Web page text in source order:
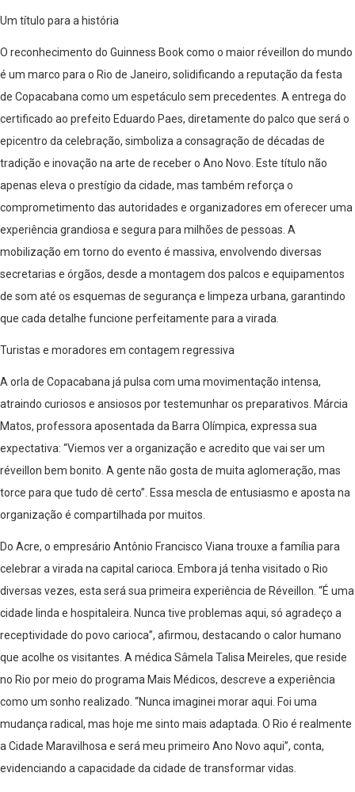
Um título para a história
O reconhecimento do Guinness Book como o maior réveillon do mundo
é um marco para o Rio de Janeiro, solidificando a reputação da festa
de Copacabana como um espetáculo sem precedentes. A entrega do
certificado ao prefeito Eduardo Paes, diretamente do palco que será o
epicentro da celebração, simboliza a consagração de décadas de
tradição e inovação na arte de receber o Ano Novo. Este título não
apenas eleva o prestígio da cidade, mas também reforça o
comprometimento das autoridades e organizadores em oferecer uma
experiência grandiosa e segura para milhões de pessoas. A
mobilização em torno do evento é massiva, envolvendo diversas
secretarias e órgãos, desde a montagem dos palcos e equipamentos
de som até os esquemas de segurança e limpeza urbana, garantindo
que cada detalhe funcione perfeitamente para a virada.
Turistas e moradores em contagem regressiva
A orla de Copacabana já pulsa com uma movimentação intensa,
atraindo curiosos e ansiosos por testemunhar os preparativos. Márcia
Matos, professora aposentada da Barra Olímpica, expressa sua
expectativa: “Viemos ver a organização e acredito que vai ser um
réveillon bem bonito. A gente não gosta de muita aglomeração, mas
torce para que tudo dê certo”. Essa mescla de entusiasmo e aposta na
organização é compartilhada por muitos.
Do Acre, o empresário Antônio Francisco Viana trouxe a família para
celebrar a virada na capital carioca. Embora já tenha visitado o Rio
diversas vezes, esta será sua primeira experiência de Réveillon. “É uma
cidade linda e hospitaleira. Nunca tive problemas aqui, só agradeço a
receptividade do povo carioca”, afirmou, destacando o calor humano
que acolhe os visitantes. A médica Sâmela Talisa Meireles, que reside
no Rio por meio do programa Mais Médicos, descreve a experiência
como um sonho realizado. “Nunca imaginei morar aqui. Foi uma
mudança radical, mas hoje me sinto mais adaptada. O Rio é realmente
a Cidade Maravilhosa e será meu primeiro Ano Novo aqui”, conta,
evidenciando a capacidade da cidade de transformar vidas.